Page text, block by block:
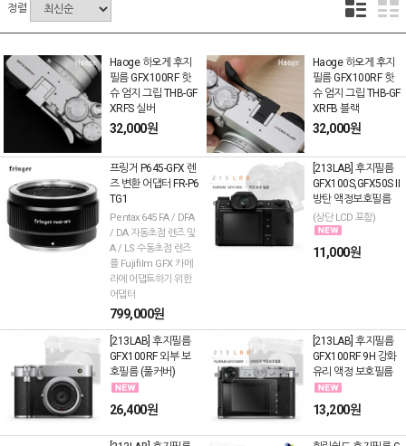
정렬
Haoge 하오게 후지
필름 GFX100RF 핫
슈 엄지 그립 THB-GF
XRFS 실버
32,000원
Haoge 하오게 후지
필름 GFX100RF 핫
슈 엄지 그립 THB-GF
XRFB 블랙
32,000원
프링거 P645-GFX 렌
즈 변환 어댑터 FR-P6
TG1
Pentax 645 FA / DFA
/ DA 자동초점 렌즈 및
A / LS 수동초점 렌즈
를 Fujifilm GFX 카메
라에 어댑트하기 위한
어댑터
799,000원
[213LAB] 후지필름
GFX100S,GFX50S II
방탄 액정보호필름
(상단 LCD 포함)
11,000원
[213LAB] 후지필름
GFX100RF 외부 보
호필름 (풀커버)
26,400원
[213LAB] 후지필름
GFX100RF 9H 강화
유리 액정 보호필름
13,200원